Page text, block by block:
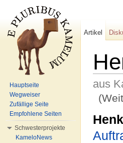
aus
Artikel
Hauptseite
Wegweiser
Zufällige Seite
Empfohlene Seiten
Schwesterprojekte
KameloNews